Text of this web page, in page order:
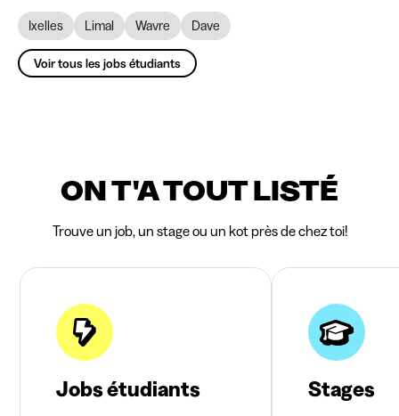
Ixelles Limal Wavre Dave
Voir tous les jobs étudiants
ON T'A TOUT LISTÉ
Trouve un job, un stage ou un kot près de chez toi!
Jobs étudiants Stages